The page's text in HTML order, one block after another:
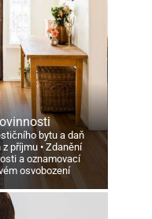
bytu a daň
z příjmu
Zdanění
a oznamovací
osvobození